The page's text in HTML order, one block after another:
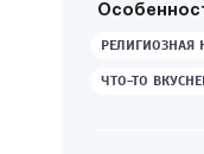
РЕЛИГИОЗНАЯ
ЧТО-ТО